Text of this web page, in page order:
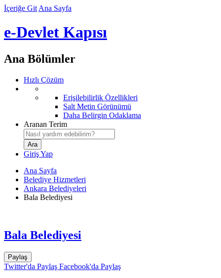
İçeriğe Git Ana Sayfa
e-Devlet Kapısı
Ana Bölümler
Hızlı Çözüm
Erişilebilirlik Özellikleri
Salt Metin Görünümü
Daha Belirgin Odaklama
Aranan Terim
Giriş Yap
Ana Sayfa
Belediye Hizmetleri
Ankara Belediyeleri
Bala Belediyesi
Bala Belediyesi
Paylaş
Twitter'da Paylaş Facebook'da Paylaş